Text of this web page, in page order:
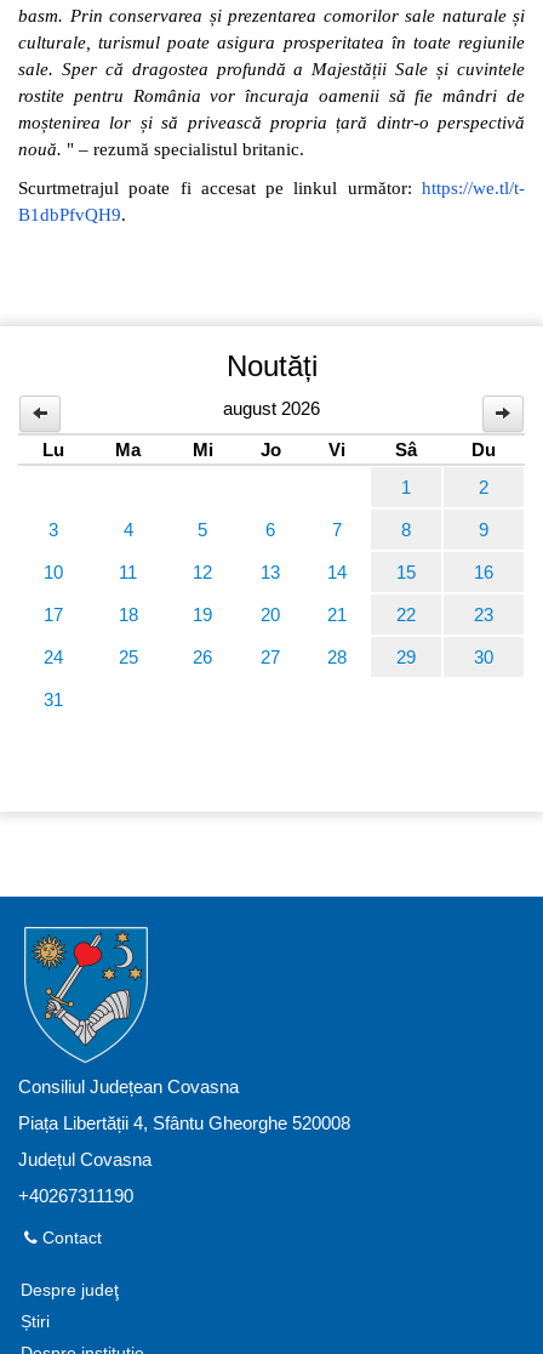
basm. Prin conservarea și prezentarea comorilor sale naturale și
culturale, turismul poate asigura prosperitatea în toate regiunile
sale. Sper că dragostea profundă a Majestății Sale și cuvintele
rostite pentru România vor încuraja oamenii să fie mândri de
moștenirea lor și să privească propria țară dintr-o perspectivă
nouă. " – rezumă specialistul britanic.
Scurtmetrajul poate fi accesat pe linkul următor: https://we.tl/t-
B1dbPfvQH9.
Noutăți
august 2026
Lu
Ma Mi Jo Vi Sâ
Du
1
2
3 4 5 6 7 8 9
10 11 12 13 14 15 16
17 18 19 20 21 22 23
24 25 26 27 28 29 30
31
Consiliul Județean Covasna
Piața Libertății 4, Sfântu Gheorghe 520008
Județul Covasna
+40267311190
Contact
Despre judeţ
Știri